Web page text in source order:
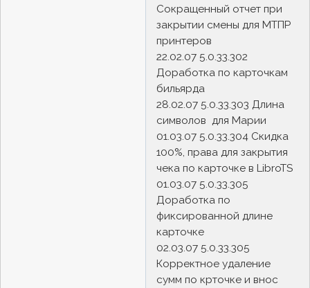
Сокращенный отчет при
закрытии смены для МТПР
принтеров
22.02.07 5.0.33.302
Доработка по карточкам
бильярда
28.02.07 5.0.33.303 Длина
символов для Марии
01.03.07 5.0.33.304 Скидка
100%, права для закрытия
чека по карточке в LibroTS
01.03.07 5.0.33.305
Доработка по
фиксированной длине
карточке
02.03.07 5.0.33.305
Корректное удаление
сумм по крточке и внос